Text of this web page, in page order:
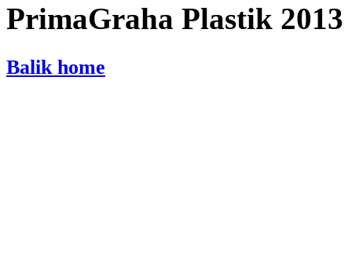
PrimaGraha Plastik 2013
Balik home